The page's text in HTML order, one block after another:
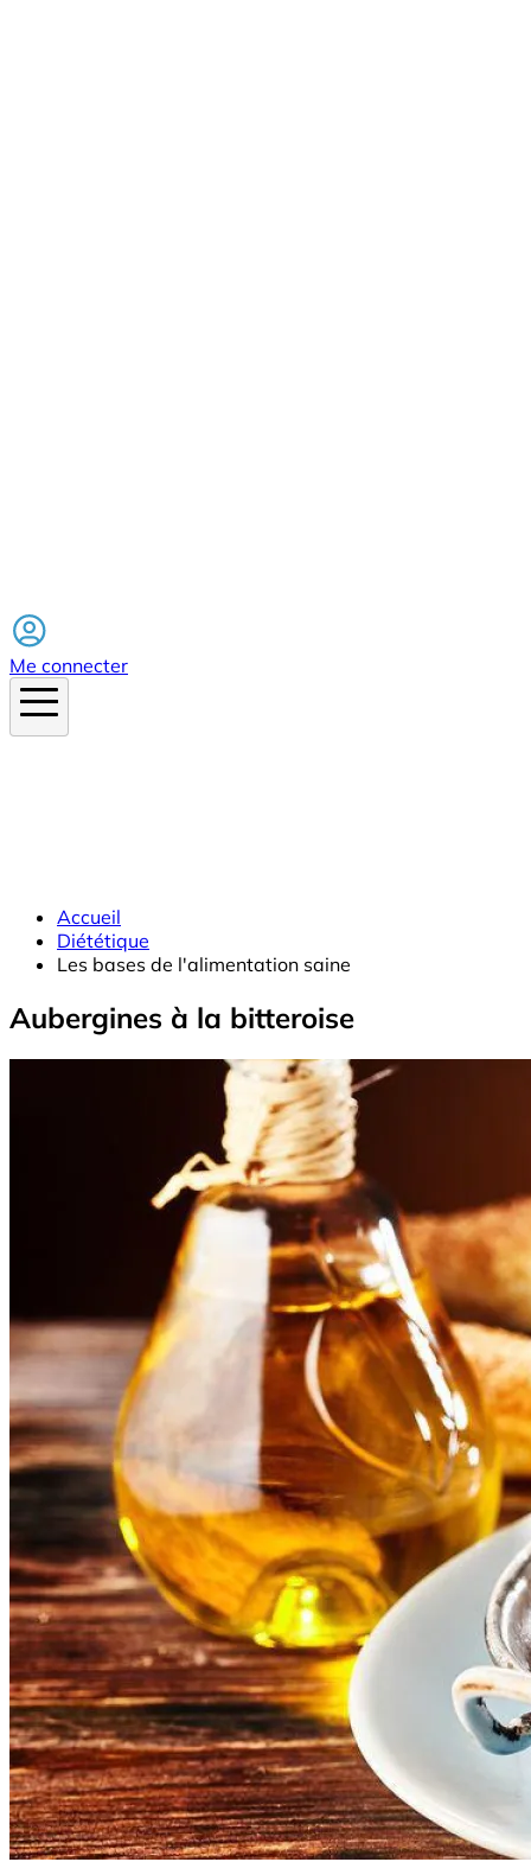
Me connecter
Accueil
Diététique
Les bases de l'alimentation saine
Aubergines à la bitteroise